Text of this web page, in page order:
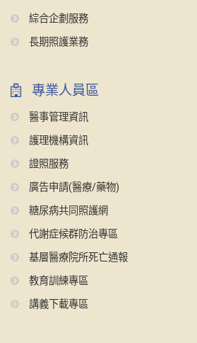
綜合企劃服務
長期照護業務
專業人員區
醫事管理資訊
護理機構資訊
證照服務
廣告申請(醫療/藥物)
糖尿病共同照護網
代謝症候群防治專區
基層醫療院所死亡通報
教育訓練專區
講義下載專區